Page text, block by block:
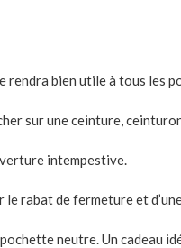
bien utile à tous les
sur une ceinture,
intempestive.
le rabat de fermeture et
neutre. Un cadeau